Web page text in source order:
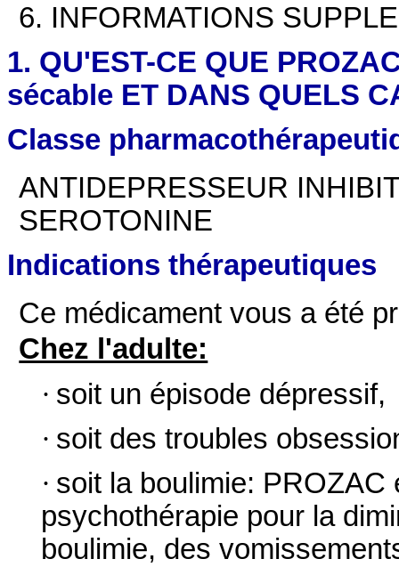
6. INFORMATIONS
1. QU'EST-CE QUE
sécable ET DANS QUELS
Classe
ANTIDEPRESSEUR
SEROTONINE
Indications thérapeutiques
Ce médicament vous a été
Chez l'adulte:
· soit un épisode dépressif,
· soit des troubles
· soit la boulimie: PROZAC
psychothérapie pour la
boulimie, des